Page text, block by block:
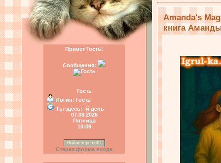
Привет Гость!
Сообщения:
Гость
Логин: Гость
Ты здесь: -й день
07.08.2026
Пятница
10:09
Войти через uID
Старая форма входа
Amanda's
книга